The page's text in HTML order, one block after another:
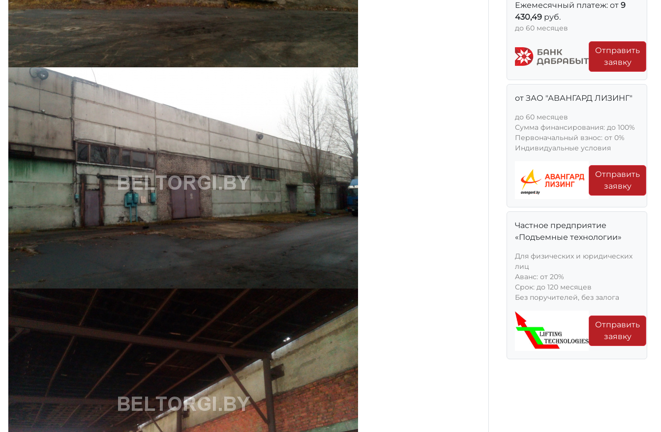
Ежемесячный платеж: от 9
430,49 руб.
до 60 месяцев
Отправить
заявку
от ЗАО "АВАНГАРД ЛИЗИНГ"
до 60 месяцев
Сумма финансирования: до 100%
Первоначальный взнос: от 0%
Индивидуальные условия
Отправить
заявку
Частное предприятие
«Подъемные технологии»
Для физических и юридических
лиц
Aванс: от 20%
Срок: до 120 месяцев
Без поручителей, без залога
Отправить
заявку